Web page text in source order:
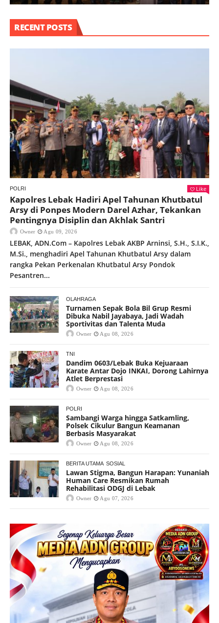
RECENT POSTS
POLRI Like
Kapolres Lebak Hadiri Apel Tahunan Khutbatul
Arsy di Ponpes Modern Darel Azhar, Tekankan
Pentingnya Disiplin dan Akhlak Santri
Owner Agu 09, 2026
LEBAK, ADN.Com – Kapolres Lebak AKBP Arninsi, S.H., S.I.K.,
M.Si., menghadiri Apel Tahunan Khutbatul Arsy dalam
rangka Pekan Perkenalan Khutbatul Arsy Pondok
Pesantren...
OLAHRAGA
Turnamen Sepak Bola Bil Grup Resmi
Dibuka Nabil Jayabaya, Jadi Wadah
Sportivitas dan Talenta Muda
Owner Agu 08, 2026
TNI
Dandim 0603/Lebak Buka Kejuaraan
Karate Antar Dojo INKAI, Dorong Lahirnya
Atlet Berprestasi
Owner Agu 08, 2026
POLRI
Sambangi Warga hingga Satkamling,
Polsek Cikulur Bangun Keamanan
Berbasis Masyarakat
Owner Agu 08, 2026
BERITA UTAMA SOSIAL
Lawan Stigma, Bangun Harapan: Yunaniah
Human Care Resmikan Rumah
Rehabilitasi ODGJ di Lebak
Owner Agu 07, 2026